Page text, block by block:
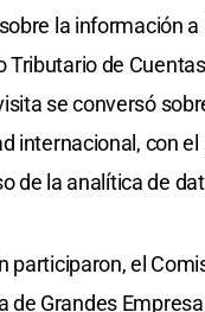
la información
de
se conversó
internacional, con
de la analítica de
participaron, el
de Grandes